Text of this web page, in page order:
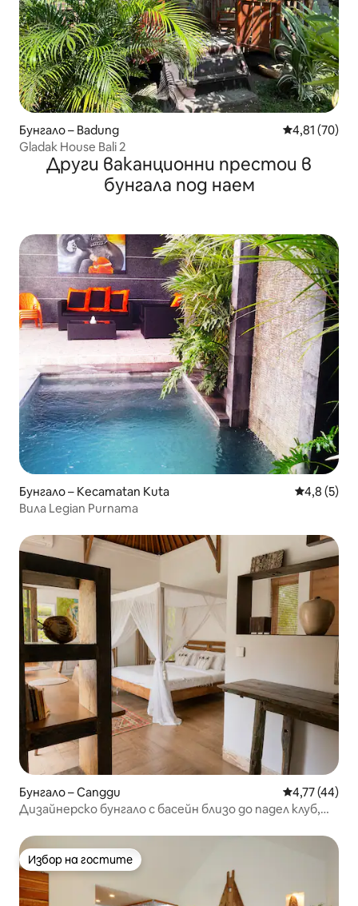
Бунгало – Badung Средна
4,81 (70)
Gladak House Bali 2
Други ваканционни престои в
бунгала под наем
Бунгало – Kecamatan Kuta Средна
4,8 (5)
Вила Legian Purnama
Бунгало – Canggu Средна
4,77 (44)
Дизайнерско бунгало с басейн близо до падел клуб,
Избор на гостите
Избор на гостите